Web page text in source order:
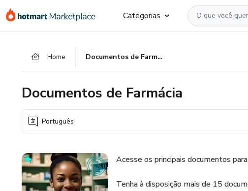
para
para
para
Categorias
Home Documentos de Farmácia
Documentos de Farmácia
Português
Acesse os principais documentos
Tenha à disposição mais de 15